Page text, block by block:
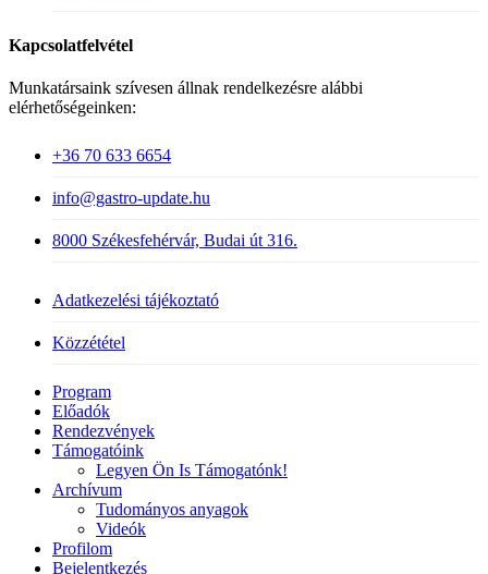
Kapcsolatfelvétel
Munkatársaink szívesen állnak rendelkezésre alábbi
elérhetőségeinken:
+36 70 633 6654
info@gastro-update.hu
8000 Székesfehérvár, Budai út 316.
Adatkezelési tájékoztató
Közzététel
Close
Menu
Program
Előadók
Rendezvények
Támogatóink
Legyen Ön Is Támogatónk!
Archívum
Tudományos anyagok
Videók
Profilom
Bejelentkezés